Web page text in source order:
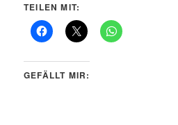
TEILEN MIT:
GEFÄLLT MIR: